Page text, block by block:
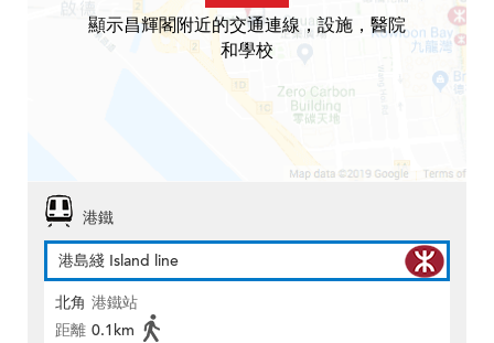
顯示昌輝閣附近的交通連線，設施，醫院
和學校
港鐵
港島綫 Island line
北角 港鐵站
距離 0.1km